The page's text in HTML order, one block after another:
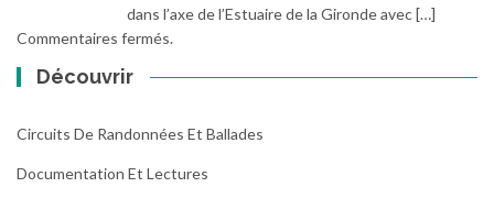
dans l’axe de l’Estuaire de la Gironde avec […]
Commentaires fermés.
Découvrir
Circuits De Randonnées Et Ballades
Documentation Et Lectures